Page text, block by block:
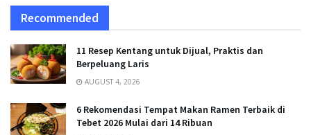
Recommended
11 Resep Kentang untuk Dijual, Praktis dan
Berpeluang Laris
AUGUST 4, 2026
6 Rekomendasi Tempat Makan Ramen Terbaik di
Tebet 2026 Mulai dari 14 Ribuan